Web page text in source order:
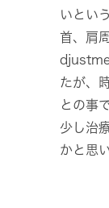
いとい
首、肩
たが、
との事
少し治
かと思